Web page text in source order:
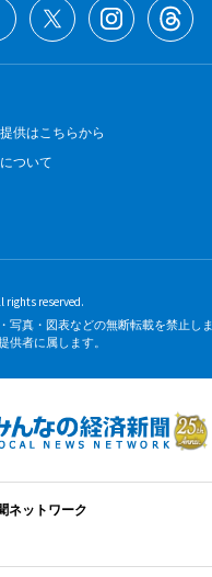
供はこちらから
ついて
rights reserved.
写真・図表などの無断転載を禁止し
供者に属します。
ネットワーク